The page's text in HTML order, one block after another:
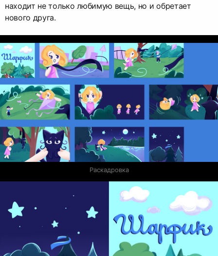
находит не только любимую вещь, но и обретает
нового друга.
Раскадровка